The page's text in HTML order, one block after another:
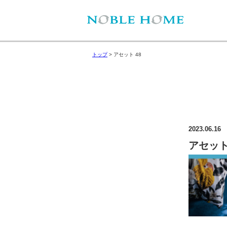
トップ> アセット 48
2023.06.16
アセッ